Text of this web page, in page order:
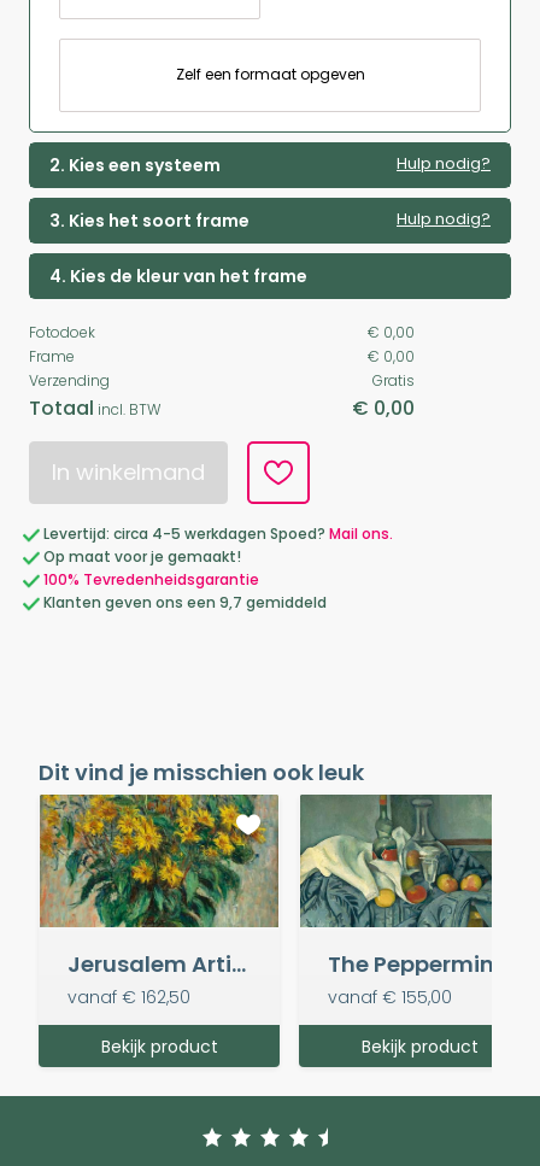
Zelf een formaat opgeven
2. Kies een systeem Hulp nodig?
3. Kies het soort frame Hulp nodig?
4. Kies de kleur van het frame
Fotodoek
€ 0,00
Frame
€ 0,00
Verzending
Gratis
Totaal incl. BTW € 0,00
In winkelmand
Levertijd: circa 4-5 werkdagen Spoed? Mail ons.
Op maat voor je gemaakt!
100% Tevredenheidsgarantie
Klanten geven ons een 9,7 gemiddeld
Dit vind je misschien ook leuk
Jerusalem Artichoke Flowers, 1880
vanaf € 162,50
Bekijk product
vanaf € 155,00
Bekijk product